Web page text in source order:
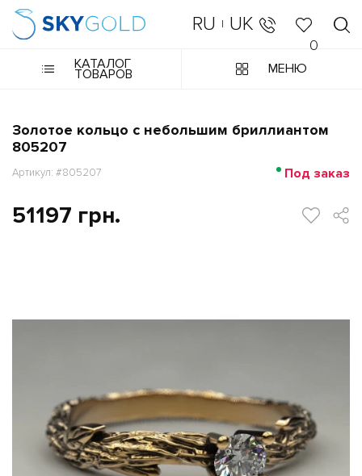
RU | UK
0
КАТАЛОГ
ТОВАРОВ МЕНЮ
Золотое кольцо с небольшим бриллиантом
805207
Артикул: #805207 Под заказ
51197 грн.